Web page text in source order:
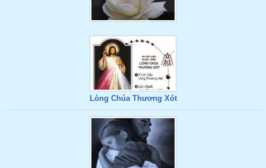
Lòng Chúa Thương Xót